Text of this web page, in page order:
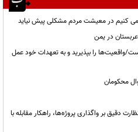
می کنیم در معیشت مردم مشکلی پیش نیاید
در یمن
واقعیت‌ها را بپذیرید و به تعهدات خود عمل
محکومان
دقیق بر واگذاری پروژه‌ها، راهکار مقابله با